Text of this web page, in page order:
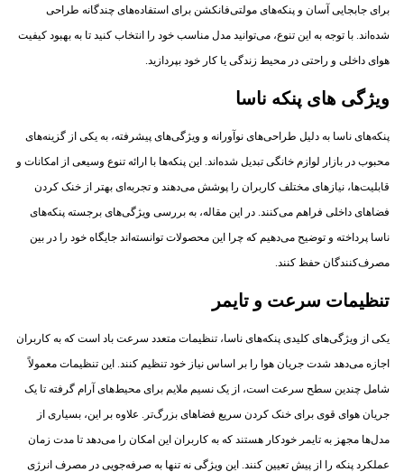
برای جابجایی آسان و پنکه‌های مولتی‌فانکشن برای استفاده‌های چندگانه طراحی
شده‌اند. با توجه به این تنوع، می‌توانید مدل مناسب خود را انتخاب کنید تا به بهبود کیفیت
هوای داخلی و راحتی در محیط زندگی یا کار خود بپردازید.
ویژگی های پنکه ناسا
پنکه‌های ناسا به دلیل طراحی‌های نوآورانه و ویژگی‌های پیشرفته، به یکی از گزینه‌های
محبوب در بازار لوازم خانگی تبدیل شده‌اند. این پنکه‌ها با ارائه تنوع وسیعی از امکانات و
قابلیت‌ها، نیازهای مختلف کاربران را پوشش می‌دهند و تجربه‌ای بهتر از خنک کردن
فضاهای داخلی فراهم می‌کنند. در این مقاله، به بررسی ویژگی‌های برجسته پنکه‌های
ناسا پرداخته و توضیح می‌دهیم که چرا این محصولات توانسته‌اند جایگاه خود را در بین
مصرف‌کنندگان حفظ کنند.
تنظیمات سرعت و تایمر
یکی از ویژگی‌های کلیدی پنکه‌های ناسا، تنظیمات متعدد سرعت باد است که به کاربران
اجازه می‌دهد شدت جریان هوا را بر اساس نیاز خود تنظیم کنند. این تنظیمات معمولاً
شامل چندین سطح سرعت است، از یک نسیم ملایم برای محیط‌های آرام گرفته تا یک
جریان هوای قوی برای خنک کردن سریع فضاهای بزرگ‌تر. علاوه بر این، بسیاری از
مدل‌ها مجهز به تایمر خودکار هستند که به کاربران این امکان را می‌دهد تا مدت زمان
عملکرد پنکه را از پیش تعیین کنند. این ویژگی نه تنها به صرفه‌جویی در مصرف انرژی